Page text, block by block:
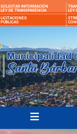
SOLICITAR INFORMACIÓN
LEY DE TRANSPARENCIA
LEY
LICITACIONES
PÚBLICAS